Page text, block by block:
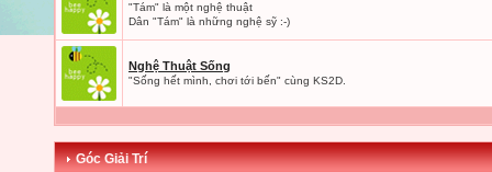
"Tám" là một nghệ thuật
Dân "Tám" là những nghệ sỹ :-)
Nghệ Thuật Sống
"Sống hết mình, chơi tới bến" cùng KS2D.
Góc Giải Trí